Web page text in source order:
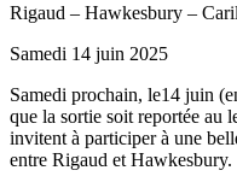
Rigaud – Hawkesbury –
Samedi 14 juin 2025
Samedi prochain, le14 juin
que la sortie soit reportée au
invitent à participer à une
entre Rigaud et Hawkesbury.